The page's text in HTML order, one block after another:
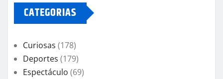
CATEGORIAS
Curiosas (178)
Deportes (179)
Espectáculo (69)